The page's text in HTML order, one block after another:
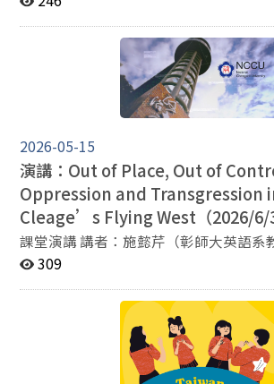
2026-05-15
演講：Out of Place, Out of
Oppression and Transgression
Cleage’s Flying West（2026/6/3
課堂演講 講者：施懿芹（彰師大英語系教授） 講題：Out
of Place, Out of Control: Oppression
10~12：00 地點：季陶340410
309